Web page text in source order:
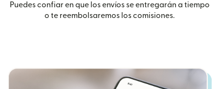
Puedes confiar en que los envíos se entregarán a tiempo
o te reembolsaremos los comisiones.